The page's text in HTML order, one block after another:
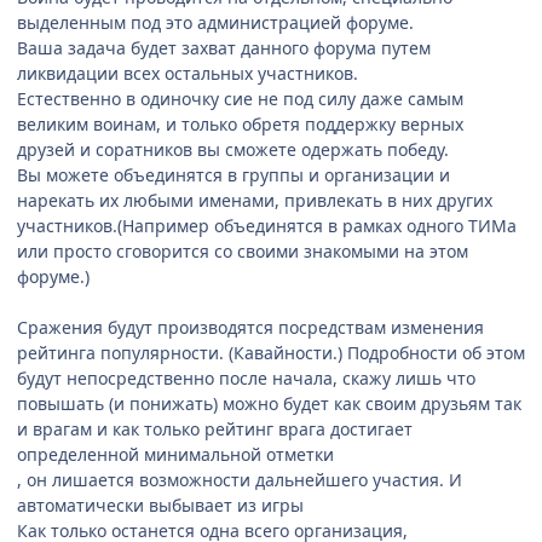
выделенным под это администрацией форуме.
Ваша задача будет захват данного форума путем
ликвидации всех остальных участников.
Естественно в одиночку сие не под силу даже самым
великим воинам, и только обретя поддержку верных
друзей и соратников вы сможете одержать победу.
Вы можете объединятся в группы и организации и
нарекать их любыми именами, привлекать в них других
участников.(Например объединятся в рамках одного ТИМа
или просто сговорится со своими знакомыми на этом
форуме.)
Сражения будут производятся посредствам изменения
рейтинга популярности. (Кавайности.) Подробности об этом
будут непосредственно после начала, скажу лишь что
повышать (и понижать) можно будет как своим друзьям так
и врагам и как только рейтинг врага достигает
определенной минимальной отметки
, он лишается возможности дальнейшего участия. И
автоматически выбывает из игры
Как только останется одна всего организация,